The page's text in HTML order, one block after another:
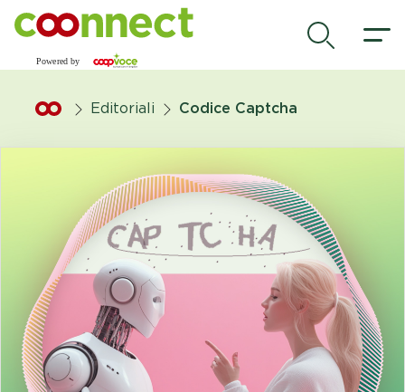
Vai al contenuto principale
Editoriali Codice Captcha